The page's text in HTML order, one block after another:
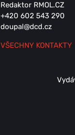
Redaktor RMOL.CZ
+420 602 543 290
doupal@dcd.cz
VŠECHNY KONTAKTY